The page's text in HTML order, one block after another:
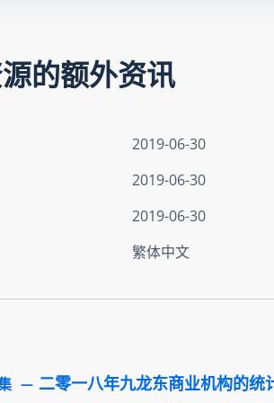
的额外资讯
2019-06-30
2019-06-30
2019-06-30
繁体中文
二零一八年九龙东商业机构的统